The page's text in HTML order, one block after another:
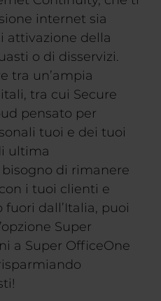
internet sia
attivazione della
o di disservizi.
tra un’ampia
tra cui Secure
pensato per
tuoi e dei tuoi
ultima
di rimanere
i tuoi clienti e
dall’Italia, puoi
Super
a Super OfficeOne